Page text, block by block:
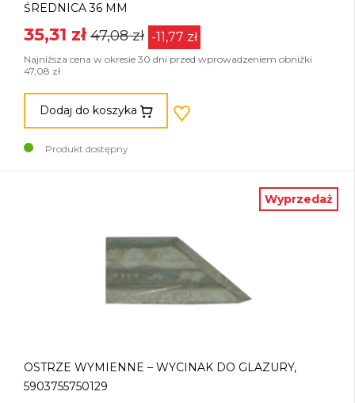
ŚREDNICA 36 MM
35,31 zł 47,08 zł -11,77 zł
Najniższa cena w okresie 30 dni przed wprowadzeniem obniżki
47,08 zł
Dodaj do koszyka
Produkt dostępny
Wyprzedaż
OSTRZE WYMIENNE – WYCINAK DO GLAZURY,
5903755750129